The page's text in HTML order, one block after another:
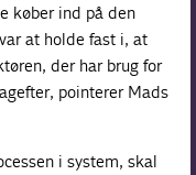
køber ind på den
at holde fast i, at
der har brug for
pointerer Mads
i system, skal